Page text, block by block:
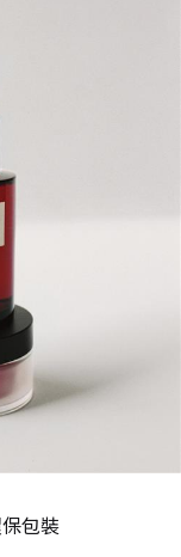
包裝